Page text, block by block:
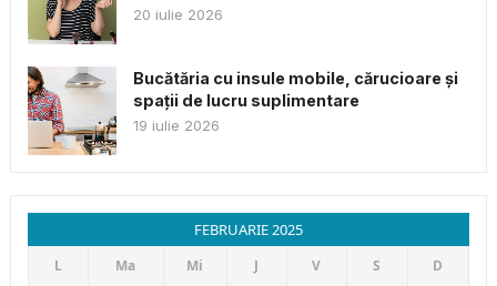
20 iulie 2026
Bucătăria cu insule mobile, cărucioare și
spații de lucru suplimentare
19 iulie 2026
FEBRUARIE 2025
L Ma Mi J V S D